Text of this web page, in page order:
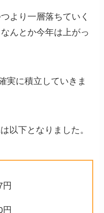
より一層落ちていく
んとか今年は上がっ
実に積立していきま
以下となりました。